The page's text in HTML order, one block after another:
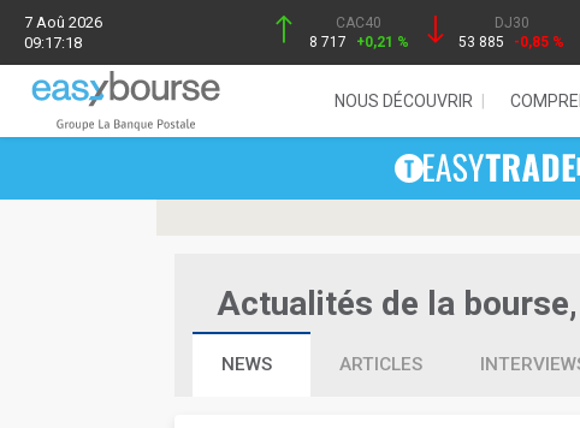
7 Aoû 2026
09:17:18
CAC40
8 717
+0,21 %
DJ30
53 885
-0,85 %
NOUS DÉCOUVRIR
Actualités de la
NEWS ARTICLES